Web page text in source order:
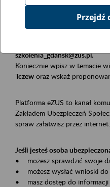
Opis wydarzenia
Szkolenie stacjonarne w
szkolenia_gdansk@zus.pl.
Koniecznie wpisz w temacie
Tczew oraz wskaż
Platforma eZUS to kanał
Zakładem Ubezpieczeń
spraw załatwisz przez internet.
Jeśli jesteś osoba
• możesz sprawdzić swoje
• możesz wysłać wnioski do
• masz dostęp do informacji
Przejdź